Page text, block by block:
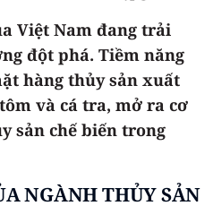
Việt Nam đang trải
đột phá. Tiềm năng
hàng thủy sản xuất
và cá tra, mở ra cơ
sản chế biến trong
NGÀNH THỦY SẢN